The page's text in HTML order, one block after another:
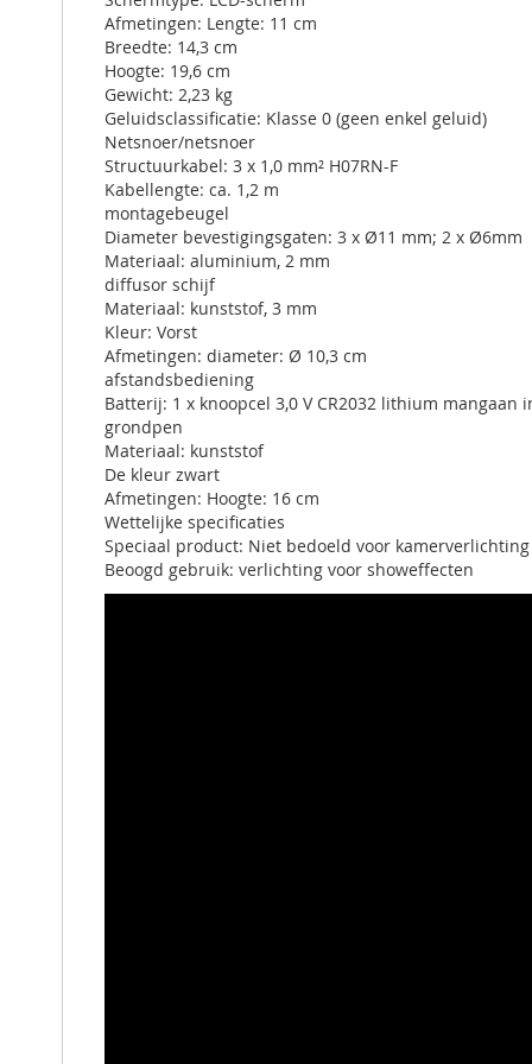
Afmetingen: Lengte: 11 cm
Breedte: 14,3 cm
Hoogte: 19,6 cm
Gewicht: 2,23 kg
Geluidsclassificatie: Klasse 0 (geen enkel geluid)
Netsnoer/netsnoer
Structuurkabel: 3 x 1,0 mm² H07RN-F
Kabellengte: ca. 1,2 m
montagebeugel
Diameter bevestigingsgaten: 3 x Ø11 mm; 2 x Ø6mm
Materiaal: aluminium, 2 mm
diffusor schijf
Materiaal: kunststof, 3 mm
Kleur: Vorst
Afmetingen: diameter: Ø 10,3 cm
afstandsbediening
Batterij: 1 x knoopcel 3,0 V CR2032 lithium mangaan
grondpen
Materiaal: kunststof
De kleur zwart
Afmetingen: Hoogte: 16 cm
Wettelijke specificaties
Speciaal product: Niet bedoeld voor
Beoogd gebruik: verlichting voor showeffecten